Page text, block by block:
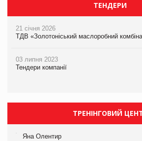
ТЕНДЕРИ
21 січня 2026
ТДВ «Золотоніський маслоробний
03 липня 2023
Тендери компанії
ТРЕНІНГОВИЙ
Яна Олентир